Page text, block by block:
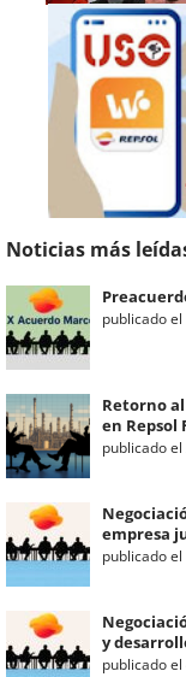
Noticias más
publicado
Retorno
en Repsol
publicado
empresa
publicado
y
publicado